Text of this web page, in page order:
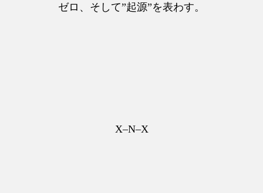
ゼロ、そして”起源”を表わす。
X–N–X